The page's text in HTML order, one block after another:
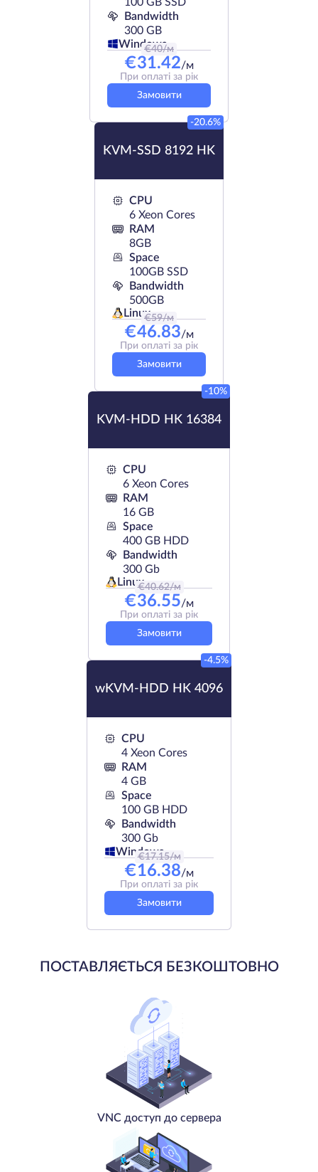
Bandwidth
300 GB
Windows
€40/м
€31.42/м
При оплаті за рік
Замовити
KVM-SSD 8192 HK
-20.6%
CPU
6 Xeon Cores
RAM
8GB
Space
100GB SSD
Bandwidth
500GB
Linux
€59/м
€46.83/м
При оплаті за рік
Замовити
KVM-HDD HK 16384
-10%
CPU
6 Xeon Cores
RAM
16 GB
Space
400 GB HDD
Bandwidth
300 Gb
Linux
€40.62/м
€36.55/м
При оплаті за рік
Замовити
wKVM-HDD HK 4096
-4.5%
CPU
4 Xeon Cores
RAM
4 GB
Space
100 GB HDD
Bandwidth
300 Gb
Windows
€17.15/м
€16.38/м
При оплаті за рік
Замовити
ПОСТАВЛЯЄТЬСЯ БЕЗКОШТОВНО
VNC доступ до сервера